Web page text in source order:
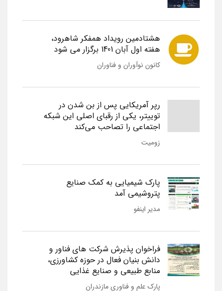
هشتادمین رویداد همفکر شاهرود،
هفته اول آبان 1401 برگزار می شود
کانون نوآوران و فناوران
رپر آمریکایی پس از بن شدن در
توییتر، یکی از رقبای اصلی این شبکه
اجتماعی را تصاحب می‌کند
زومیت
پارک شیمیایی به کمک صنایع
پتروشیمی آمد
مدیر اینفو
فراخوان پذیرش شرکت های فناور و
دانش بنیان فعال در حوزه کشاورزی،
منابع طبیعی و صنایع غذایی
پارک علم و فناوری مازندران